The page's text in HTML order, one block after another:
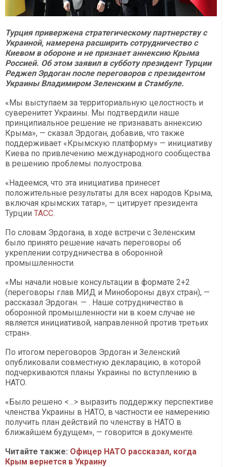
Турция привержена стратегическому партнерству с
Украиной, намерена расширить сотрудничество с
Киевом в обороне и не признает аннексию Крыма
Россией. Об этом заявил в субботу президент Турции
Реджеп Эрдоган после переговоров с президентом
Украины Владимиром Зеленским в Стамбуле.
«Мы выступаем за территориальную целостность и
суверенитет Украины. Мы подтвердили наше
принципиальное решение не признавать аннексию
Крыма», — сказал Эрдоган, добавив, что также
поддерживает «Крымскую платформу» — инициативу
Киева по привлечению международного сообщества
в решению проблемы полуострова.
«Надеемся, что эта инициатива принесет
положительные результаты для всех народов Крыма,
включая крымских татар», — цитирует президента
Турции ТАСС.
По словам Эрдогана, в ходе встречи с Зеленским
было принято решение начать переговоры об
укреплении сотрудничества в оборонной
промышленности.
«Мы начали новые консультации в формате 2+2
(переговоры глав МИД и Минобороны двух стран), —
рассказал Эрдоган. — . Наше сотрудничество в
оборонной промышленности ни в коем случае не
является инициативой, направленной против третьих
стран».
По итогом переговоров Эрдоган и Зеленский
опубликовали совместную декларацию, в которой
подчеркиваются планы Украины по вступлению в
НАТО.
«Было решено <…> выразить поддержку перспективе
членства Украины в НАТО, в частности ее намерению
получить план действий по членству в НАТО в
ближайшем будущем», — говорится в документе.
Читайте также: Офицер НАТО рассказал, когда
Крым вернется в Украину